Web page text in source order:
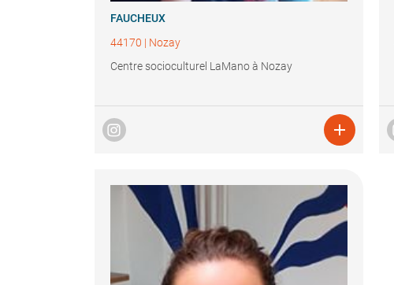
FAUCHEUX
44170 | Nozay
Centre socioculturel LaMano à Nozay
